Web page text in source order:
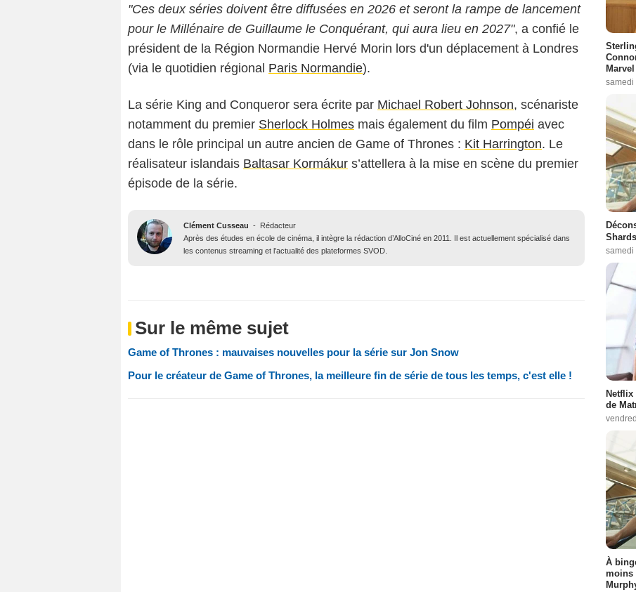
"Ces deux séries doivent être diffusées en 2026 et seront la rampe de lancement
pour le Millénaire de Guillaume le Conquérant, qui aura lieu en 2027", a confié le
président de la Région Normandie Hervé Morin lors d'un déplacement à Londres
(via le quotidien régional Paris Normandie).
La série King and Conqueror sera écrite par Michael Robert Johnson, scénariste
notamment du premier Sherlock Holmes mais également du film Pompéi avec
dans le rôle principal un autre ancien de Game of Thrones : Kit Harrington. Le
réalisateur islandais Baltasar Kormákur s’attellera à la mise en scène du premier
épisode de la série.
Clément Cusseau -
Rédacteur
Après des études en école de cinéma, il intègre la rédaction d’AlloCiné en 2011. Il est actuellement spécialisé dans
les contenus streaming et l’actualité des plateformes SVOD.
Sur le même sujet
Game of Thrones : mauvaises nouvelles pour la série sur Jon Snow
Pour le créateur de Game of Thrones, la meilleure fin de série de tous les temps, c'est elle !
samedi
samedi
de
À
moins